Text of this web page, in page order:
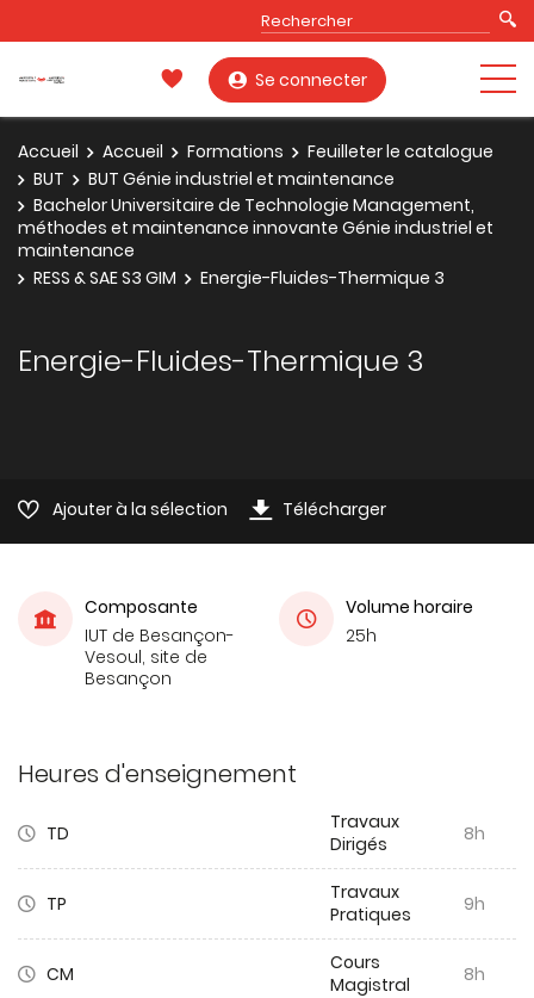
Se connecter
Accueil Accueil Formations
Feuilleter le catalogue
BUT
BUT Génie industriel et maintenance
Bachelor Universitaire de Technologie Management,
méthodes et maintenance innovante Génie industriel et
maintenance
RESS & SAE S3 GIM
Energie-Fluides-Thermique 3
Energie-Fluides-Thermique 3
Ajouter à la sélection Télécharger
Composante
IUT de Besançon-
Vesoul, site de
Besançon
Volume horaire
25h
Heures d'enseignement
TD
Travaux
Dirigés
8h
TP
Travaux
Pratiques
9h
CM
Cours
Magistral
8h